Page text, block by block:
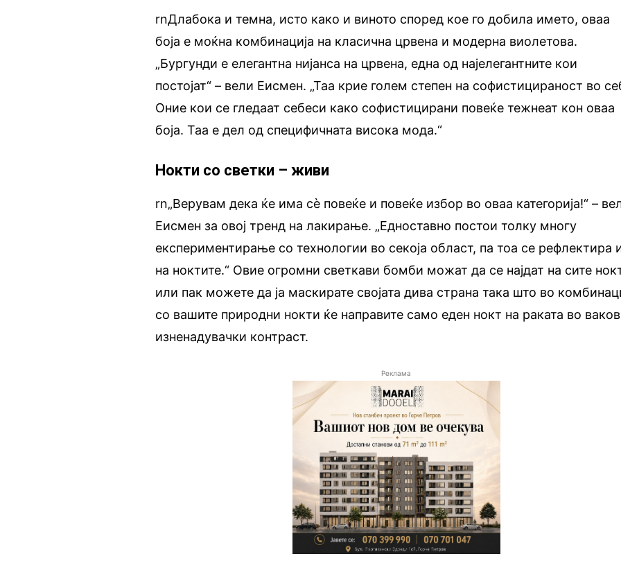
rnДлабока и темна, исто како и виното според кое го добила името, оваа
боја е моќна комбинација на класична црвена и модерна виолетова.
„Бургунди е елегантна нијанса на црвена, една од најелегантните кои
постојат“ – вели Еисмен. „Таа крие голем степен на софистицираност во
Оние кои се гледаат себеси како софистицирани повеќе тежнеат кон оваа
боја. Таа е дел од специфичната висока мода.“
Нокти со светки – живи
rn„Верувам дека ќе има сè повеќе и повеќе избор во оваа категорија!“ –
Еисмен за овој тренд на лакирање. „Едноставно постои толку многу
експериментирање со технологии во секоја област, па тоа се рефлектира
на ноктите.“ Овие огромни светкави бомби можат да се најдат на сите
или пак можете да ја маскирате својата дива страна така што во
со вашите природни нокти ќе направите само еден нокт на раката во ваков
изненадувачки контраст.
Реклама